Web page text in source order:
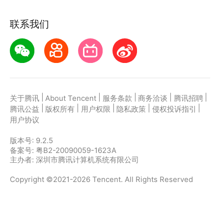
联系我们
关于腾讯 About Tencent 服务条款 商务洽谈 腾讯招聘
腾讯公益
版权所有 用户权限 隐私政策 侵权投诉指引
用户协议
版本号: 9.2.5
备案号: 粤B2-20090059-1623A
主办者: 深圳市腾讯计算机系统有限公司
Copyright ©2021-2026 Tencent. All Rights Reserved